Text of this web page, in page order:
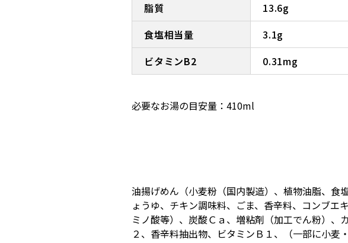
脂質
13.6g
食塩相当量
3.1g
ビタミンB2
0.31mg
必要なお湯の目安量：410ml
油揚げめん（小麦粉（国内製造）、植物油脂、食
ょうゆ、チキン調味料、ごま、香辛料、コンブ
ミノ酸等）、炭酸Ｃａ、増粘剤（加工でん粉）、
２、香辛料抽出物、ビタミンＢ１、（一部に小麦